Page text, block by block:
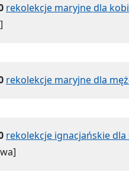
rekolekcje maryjne dla
rekolekcje maryjne dla
rekolekcje ignacjańskie